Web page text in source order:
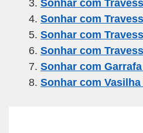
o
o
k
m p
p
Sonhar com
Sonhar com
Sonhar com
Sonhar com
Sonhar com
Sonhar com